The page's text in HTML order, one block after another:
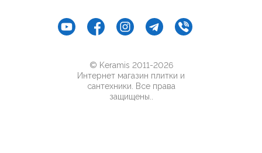
© Keramis 2011-2026
Интернет магазин плитки и
сантехники. Все права
защищены..